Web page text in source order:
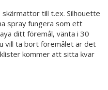
till t.ex. Silhouette
spray fungera som ett
ditt föremål, vänta i 30
vill ta bort föremålet är det
kommer att sitta kvar